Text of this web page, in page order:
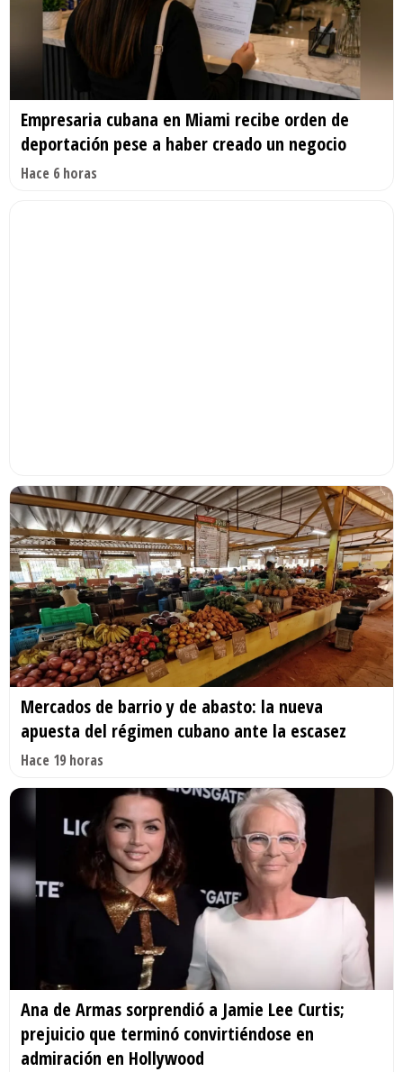
Empresaria cubana en Miami recibe orden de
deportación pese a haber creado un negocio
Hace 6 horas
Mercados de barrio y de abasto: la nueva
apuesta del régimen cubano ante la escasez
Hace 19 horas
Ana de Armas sorprendió a Jamie Lee Curtis;
prejuicio que terminó convirtiéndose en
admiración en Hollywood